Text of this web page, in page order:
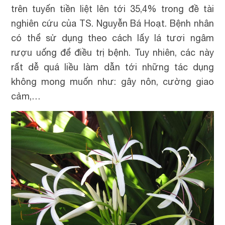
trên tuyến tiền liệt lên tới 35,4% trong đề tài
nghiên cứu của TS. Nguyễn Bá Hoạt. Bệnh nhân
có thể sử dụng theo cách lấy lá tươi ngâm
rượu uống để điều trị bệnh. Tuy nhiên, các này
rất dễ quá liều làm dẫn tới những tác dụng
không mong muốn như: gây nôn, cường giao
cảm,…